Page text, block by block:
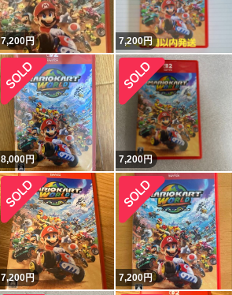
7,200円 7,200円
8,000円 7,200円
7,200円 7,200円